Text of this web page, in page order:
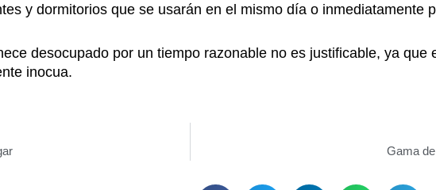
y dormitorios que se usarán en el mismo día o inmediatamente
desocupado por un tiempo razonable no es justificable, ya que
inocua.
Gama